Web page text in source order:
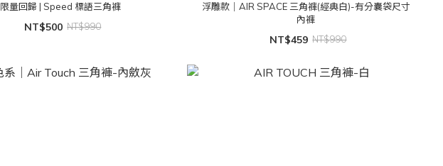
限量回歸 | Speed 標語三角褲
NT$500 NT$990
浮雕款｜AIR SPACE 三角褲(經典白)-有分囊袋尺寸
內褲
NT$459 NT$990